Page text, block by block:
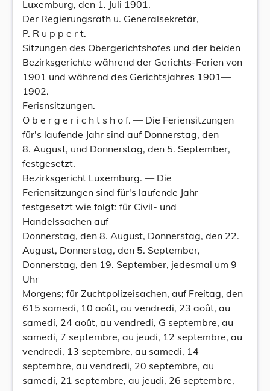
Luxemburg, den 1. Juli 1901.
Der Regierungsrath u. Generalsekretär,
P. R u p p e r t.
Sitzungen des Obergerichtshofes und der beiden
Bezirksgerichte während der Gerichts-Ferien von
1901 und während des Gerichtsjahres 1901—
1902.
Ferisnsitzungen.
O b e r g e r i c h t s h o f. — Die Feriensitzungen
für's laufende Jahr sind auf Donnerstag, den
8. August, und Donnerstag, den 5. September,
festgesetzt.
Bezirksgericht Luxemburg. — Die
Feriensitzungen sind für's laufende Jahr
festgesetzt wie folgt: für Civil- und
Handelssachen auf
Donnerstag, den 8. August, Donnerstag, den 22.
August, Donnerstag, den 5. September,
Donnerstag, den 19. September, jedesmal um 9
Uhr
Morgens; für Zuchtpolizeisachen, auf Freitag, den
615 samedi, 10 août, au vendredi, 23 août, au
samedi, 24 août, au vendredi, G septembre, au
samedi, 7 septembre, au jeudi, 12 septembre, au
vendredi, 13 septembre, au samedi, 14
septembre, au vendredi, 20 septembre, au
samedi, 21 septembre, au jeudi, 26 septembre,